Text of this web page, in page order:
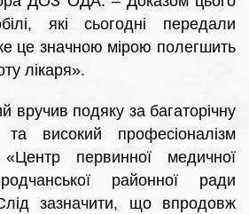
які сьогодні передали
це значною мірою полегшить
лікаря».
подяку за багаторічну
високий професіоналізм
первинної медичної
районної ради
зазначити, що впродовж